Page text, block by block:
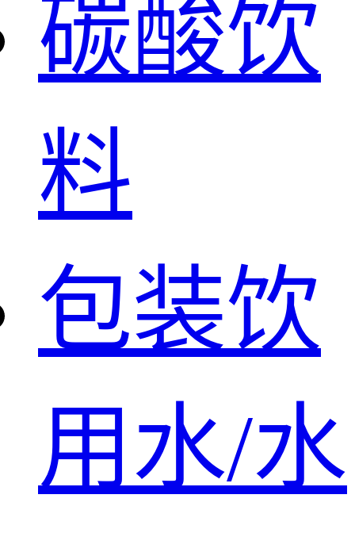
碳酸饮
料
包装饮
用水/水